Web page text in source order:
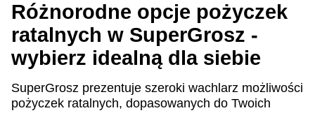
Różnorodne opcje pożyczek
ratalnych w SuperGrosz -
wybierz idealną dla siebie
SuperGrosz prezentuje szeroki wachlarz możliwości
pożyczek ratalnych, dopasowanych do Twoich